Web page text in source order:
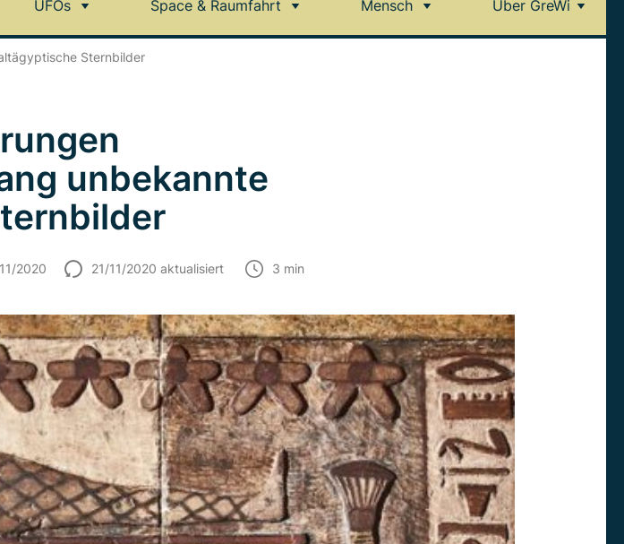
UFOs Space & Raumfahrt Mensch Über GreWi
Sternbilder
unbekannte
2020 21/11/2020 aktualisiert 3 min